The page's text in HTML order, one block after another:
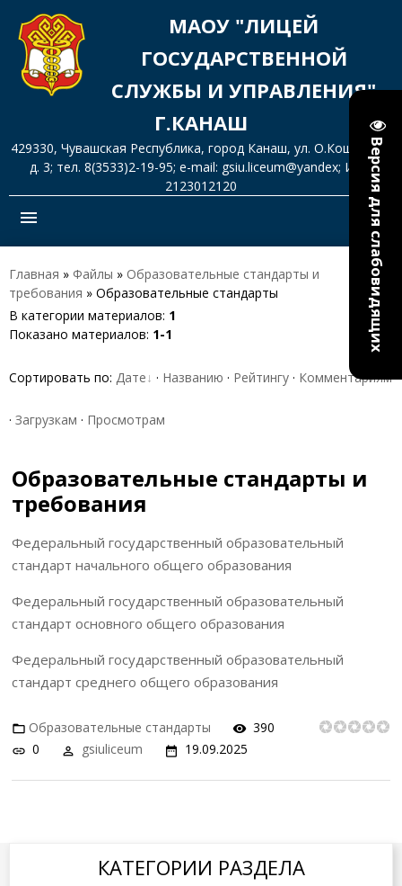
Версия для слабовидящих
МАОУ "ЛИЦЕЙ
ГОСУДАРСТВЕННОЙ
СЛУЖБЫ И УПРАВЛЕНИЯ"
Г.КАНАШ
429330, Чувашская Республика, город Канаш, ул. О.Кошевого,
д. 3; тел. 8(3533)2-19-95; e-mail: gsiu.liceum@yandex; ИНН
2123012120
menu
Главная » Файлы » Образовательные стандарты и
требования » Образовательные стандарты
В категории материалов: 1
Показано материалов: 1-1
Сортировать по: Дате · Названию · Рейтингу · Комментариям
· Загрузкам · Просмотрам
Образовательные стандарты и
требования
Федеральный государственный образовательный
стандарт начального общего образования
Федеральный государственный образовательный
стандарт основного общего образования
Федеральный государственный образовательный
стандарт среднего общего образования
Образовательные стандарты
390
0
gsiuliceum 19.09.2025
КАТЕГОРИИ РАЗДЕЛА